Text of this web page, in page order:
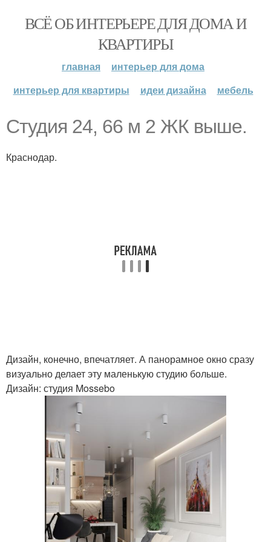
ВСЁ ОБ ИНТЕРЬЕРЕ ДЛЯ ДОМА И
КВАРТИРЫ
главная
интерьер для дома
интерьер для квартиры
идеи дизайна мебель
Студия 24, 66 м 2 ЖК выше.
Краснодар.
Дизайн, конечно, впечатляет. А панорамное окно сразу
визуально делает эту маленькую студию больше.
Дизайн: студия Mossebo